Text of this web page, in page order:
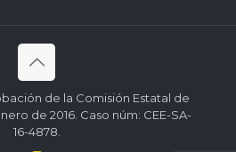
de la Comisión Estatal de
de 2016. Caso núm: CEE-SA-
16-4878.